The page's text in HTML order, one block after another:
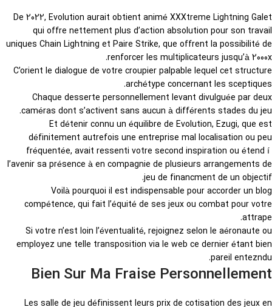
De 2022, Evolution aurait obtient animé XXXtreme Lightning Galet
qui offre nettement plus d’action absolution pour son travail
uniques Chain Lightning et Paire Strike, que offrent la possibilité de
renforcer les multiplicateurs jusqu’à 2000x.
C’orient le dialogue de votre croupier palpable lequel cet structure
archétype concernant les sceptiques.
Chaque desserte personnellement levant divulguée par deux
caméras dont s’activent sans aucun à différents stades du jeu.
Et détenir connu un équilibre de Evolution, Ezugi, que est
définitement autrefois une entreprise mal localisation ou peu
fréquentée, avait ressenti votre second inspiration ou étend í
l’avenir sa présence à en compagnie de plusieurs arrangements de
jeu de financment de un objectif.
Voilà pourquoi il est indispensable pour accorder un blog
compétence, qui fait l’équité de ses jeux ou combat pour votre
attrape.
Si votre n’est loin l’éventualité, rejoignez selon le aéronaute ou
employez une telle transposition via le web ce dernier étant bien
pareil entezndu.
Bien Sur Ma Fraise Personnellement
Les salle de jeu définissent leurs prix de cotisation des jeux en